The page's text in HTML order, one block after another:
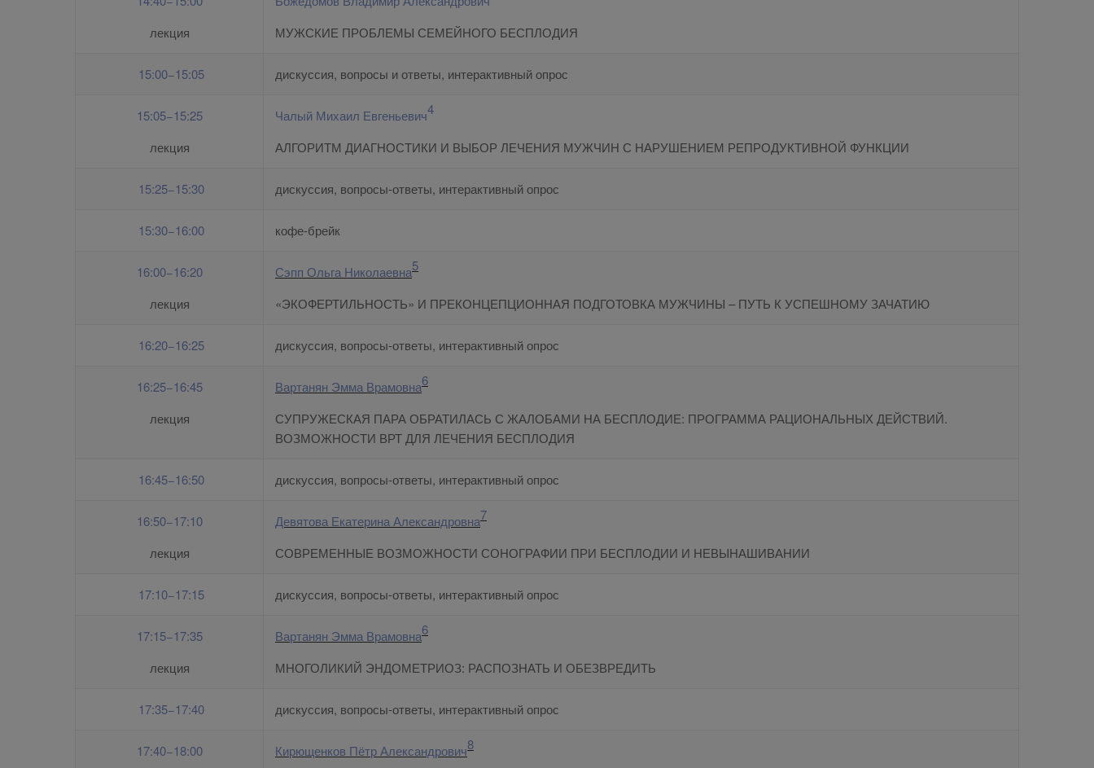
лекция
МУЖСКИЕ ПРОБЛЕМЫ СЕМЕЙНОГО БЕСПЛОДИЯ
15:00−15:05 дискуссия, вопросы и ответы, интерактивный опрос
15:05−15:25
лекция
Чалый Михаил Евгеньевич4
АЛГОРИТМ ДИАГНОСТИКИ И ВЫБОР ЛЕЧЕНИЯ МУЖЧИН С НАРУШЕНИЕМ РЕПРОДУКТИВНОЙ ФУНКЦИИ
15:25−15:30 дискуссия, вопросы-ответы, интерактивный опрос
15:30−16:00 кофе-брейк
16:00−16:20
лекция
Сэпп Ольга Николаевна5
«ЭКОФЕРТИЛЬНОСТЬ» И ПРЕКОНЦЕПЦИОННАЯ ПОДГОТОВКА МУЖЧИНЫ – ПУТЬ К УСПЕШНОМУ ЗАЧАТИЮ
16:20−16:25 дискуссия, вопросы-ответы, интерактивный опрос
16:25−16:45
лекция
Вартанян Эмма Врамовна6
СУПРУЖЕСКАЯ ПАРА ОБРАТИЛАСЬ С ЖАЛОБАМИ НА БЕСПЛОДИЕ: ПРОГРАММА РАЦИОНАЛЬНЫХ ДЕЙСТВИЙ.
ВОЗМОЖНОСТИ ВРТ ДЛЯ ЛЕЧЕНИЯ БЕСПЛОДИЯ
16:45−16:50 дискуссия, вопросы-ответы, интерактивный опрос
16:50−17:10
лекция
Девятова Екатерина Александровна7
СОВРЕМЕННЫЕ ВОЗМОЖНОСТИ СОНОГРАФИИ ПРИ БЕСПЛОДИИ И НЕВЫНАШИВАНИИ
17:10−17:15 дискуссия, вопросы-ответы, интерактивный опрос
17:15−17:35
лекция
Вартанян Эмма Врамовна6
МНОГОЛИКИЙ ЭНДОМЕТРИОЗ: РАСПОЗНАТЬ И ОБЕЗВРЕДИТЬ
17:35−17:40 дискуссия, вопросы-ответы, интерактивный опрос
17:40−18:00 Кирющенков Пётр Александрович8